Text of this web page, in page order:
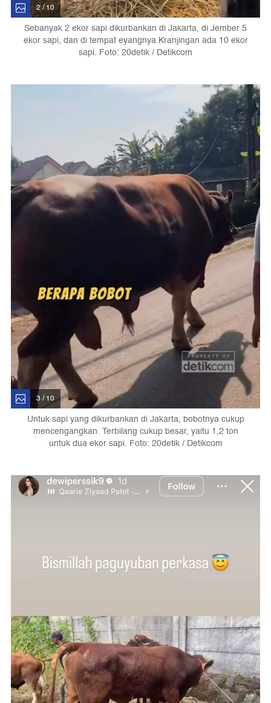
2 / 10
Sebanyak 2 ekor sapi dikurbankan di Jakarta, di Jember 5
ekor sapi, dan di tempat eyangnya Kranjingan ada 10 ekor
sapi. Foto: 20detik / Detikcom
3 / 10
Untuk sapi yang dikurbankan di Jakarta, bobotnya cukup
mencengangkan. Terbilang cukup besar, yaitu 1,2 ton
untuk dua ekor sapi. Foto: 20detik / Detikcom